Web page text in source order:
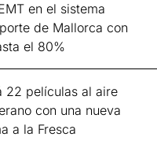
en el sistema
de Mallorca con
el 80%
22 películas al aire
con una nueva
a la Fresca